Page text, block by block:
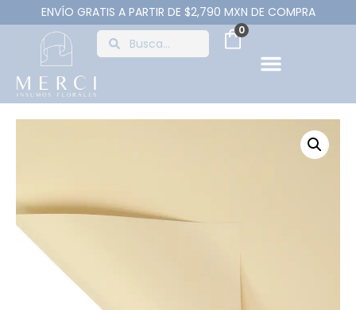
ENVÍO GRATIS A PARTIR DE $2,790 MXN DE COMPRA
0